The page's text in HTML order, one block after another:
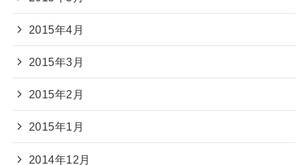
2015年4月
2015年3月
2015年2月
2015年1月
2014年12月